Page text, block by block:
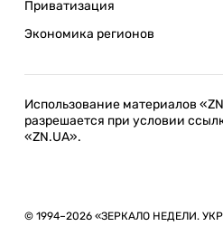
Приватизация
Экономика регионов
Использование материалов
разрешается при условии
«ZN.UA».
© 1994–2026 «ЗЕРКАЛО НЕДЕЛИ.